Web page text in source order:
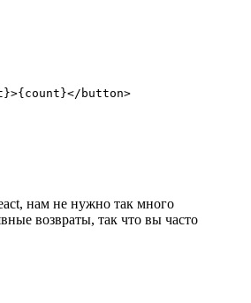
button>
нам не нужно так много
возвраты, так что вы часто